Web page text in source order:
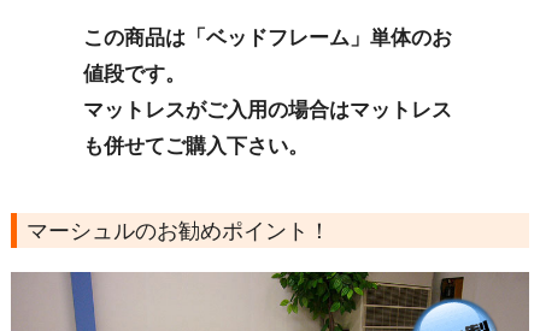
この商品は「ベッドフレーム」単体のお
値段です。
マットレスがご入用の場合はマットレス
も併せてご購入下さい。
マーシュルのお勧めポイント！